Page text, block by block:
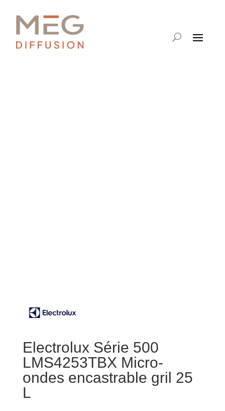
Electrolux Série 500
LMS4253TBX Micro-
ondes encastrable gril 25
L